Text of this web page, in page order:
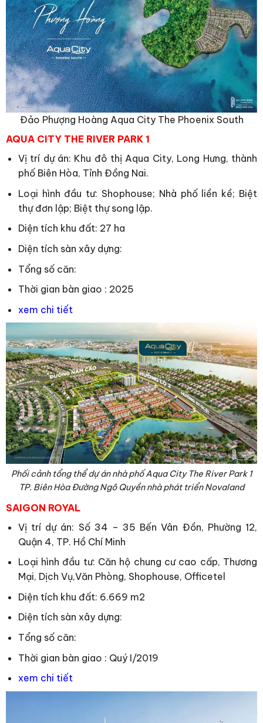
Đảo Phượng Hoàng Aqua City The Phoenix South
AQUA CITY THE RIVER PARK 1
Vị trí dự án: Khu đô thị Aqua City, Long Hưng, thành
phố Biên Hòa, Tỉnh Đồng Nai.
Loại hình đầu tư: Shophouse; Nhà phố liền kề; Biệt
thự đơn lập; Biệt thự song lập.
Diện tích khu đất: 27 ha
Diện tích sàn xây dựng:
Tổng số căn:
Thời gian bàn giao : 2025
xem chi tiết
Phối cảnh tổng thể dự án nhà phố Aqua City The River Park 1
TP. Biên Hòa Đường Ngô Quyền nhà phát triển Novaland
SAIGON ROYAL
Vị trí dự án: Số 34 – 35 Bến Vân Đồn, Phường 12,
Quận 4, TP. Hồ Chí Minh
Loại hình đầu tư: Căn hộ chung cư cao cấp, Thương
Mại, Dịch Vụ,Văn Phòng, Shophouse, Officetel
Diện tích khu đất: 6.669 m2
Diện tích sàn xây dựng:
Tổng số căn:
Thời gian bàn giao : Quý I/2019
xem chi tiết